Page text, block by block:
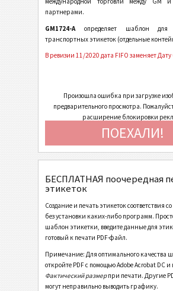
CAT
Caterpillar
GS1 Этикетки GS1
партнерами.
GM1724-A определяет шаблон для
транспортных этикеток (отдельные
В ревизии 11/2020 дата FIFO заменяет
Произошла ошибка при загрузке
предварительного просмотра.
расширение блокировки
ПОЕХАЛИ!
БЕСПЛАТНАЯ поочередная
этикеток
Создание и печать этикеток соответствия
без установки каких-либо программ.
шаблон этикетки, введите данные для
готовый к печати PDF-файл.
Примечание: Для оптимального качества
откройте PDF с помощью Adobe Acrobat DC
Фактический размерпри печати. Другие
могут неправильно выводить графику.